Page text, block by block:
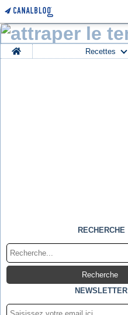
Home Recettes
RECHERCHE
NEWSLETTER